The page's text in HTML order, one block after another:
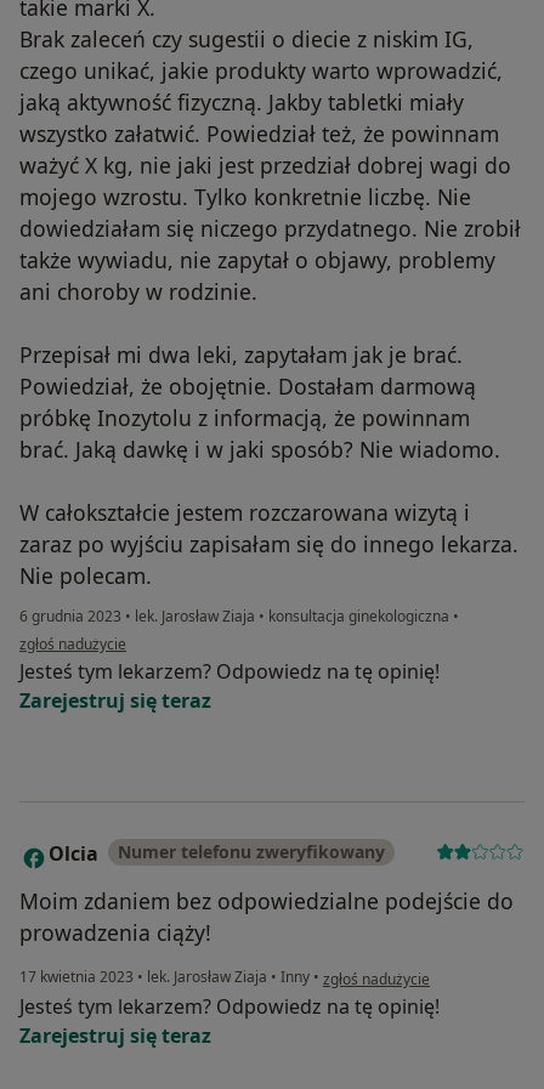
takie marki X.
Brak zaleceń czy sugestii o diecie z niskim IG,
czego unikać, jakie produkty warto wprowadzić,
jaką aktywność fizyczną. Jakby tabletki miały
wszystko załatwić. Powiedział też, że powinnam
ważyć X kg, nie jaki jest przedział dobrej wagi do
mojego wzrostu. Tylko konkretnie liczbę. Nie
dowiedziałam się niczego przydatnego. Nie zrobił
także wywiadu, nie zapytał o objawy, problemy
ani choroby w rodzinie.
Przepisał mi dwa leki, zapytałam jak je brać.
Powiedział, że obojętnie. Dostałam darmową
próbkę Inozytolu z informacją, że powinnam
brać. Jaką dawkę i w jaki sposób? Nie wiadomo.
W całokształcie jestem rozczarowana wizytą i
zaraz po wyjściu zapisałam się do innego lekarza.
Nie polecam.
6 grudnia 2023 • lek. Jarosław Ziaja • konsultacja ginekologiczna •
w opinii użytkownika rozczarowana pacjentka
zgłoś nadużycie
Jesteś tym lekarzem? Odpowiedz na tę opinię!
Zarejestruj się teraz
O Olcia Numer telefonu zweryfikowany
Moim zdaniem bez odpowiedzialne podejście do
prowadzenia ciąży!
17 kwietnia 2023 • lek. Jarosław Ziaja • Inny • w opinii użytkownika Olcia
zgłoś nadużycie
Jesteś tym lekarzem? Odpowiedz na tę opinię!
Zarejestruj się teraz